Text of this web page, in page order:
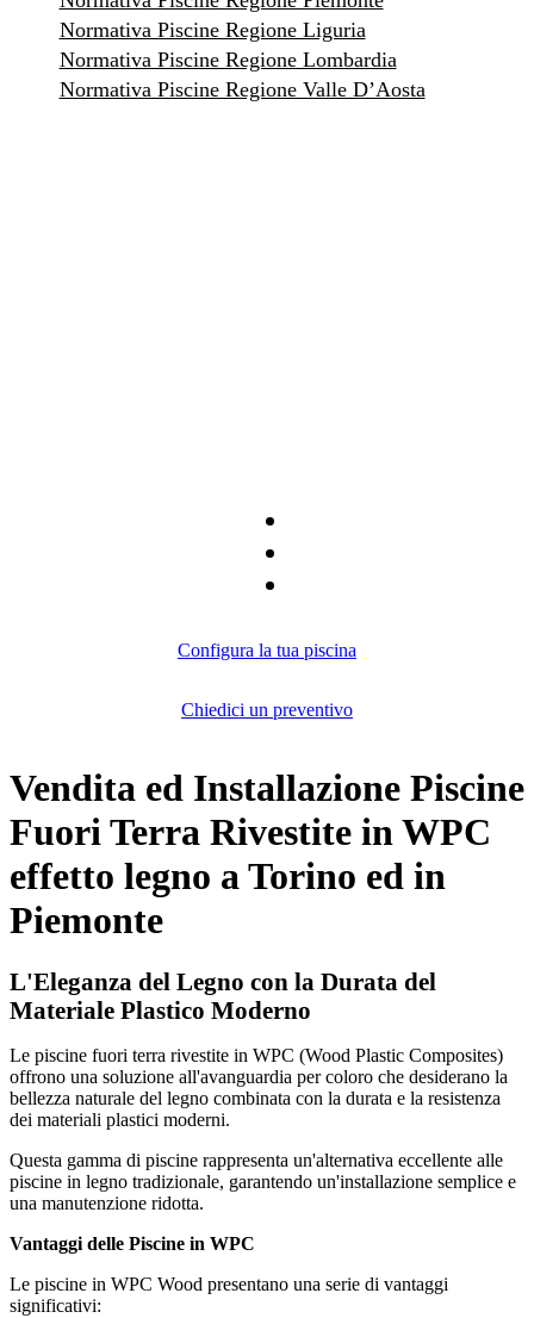
Normativa Piscine Regione Liguria
Normativa Piscine Regione Lombardia
Normativa Piscine Regione Valle D’Aosta
Configura la tua piscina
Chiedici un preventivo
Vendita ed Installazione Piscine
Fuori Terra Rivestite in WPC
effetto legno a Torino ed in
Piemonte
L'Eleganza del Legno con la Durata del
Materiale Plastico Moderno
Le piscine fuori terra rivestite in WPC (Wood Plastic Composites)
offrono una soluzione all'avanguardia per coloro che desiderano la
bellezza naturale del legno combinata con la durata e la resistenza
dei materiali plastici moderni.
Questa gamma di piscine rappresenta un'alternativa eccellente alle
piscine in legno tradizionale, garantendo un'installazione semplice e
una manutenzione ridotta.
Vantaggi delle Piscine in WPC
Le piscine in WPC Wood presentano una serie di vantaggi
significativi: